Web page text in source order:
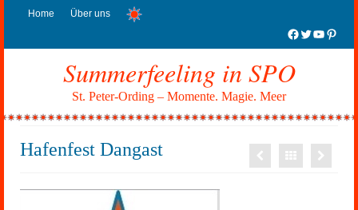
Home Über uns
Facebook
Twitter
Summerfeeling in SPO
St. Peter-Ording – Momente. Magie. Meer
Hafenfest Dangast